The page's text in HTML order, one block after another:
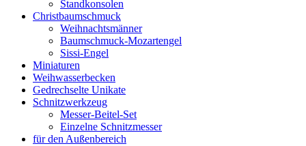
Standkonsolen
Christbaumschmuck
Weihnachtsmänner
Baumschmuck-Mozartengel
Sissi-Engel
Miniaturen
Weihwasserbecken
Gedrechselte Unikate
Schnitzwerkzeug
Messer-Beitel-Set
Einzelne Schnitzmesser
für den Außenbereich